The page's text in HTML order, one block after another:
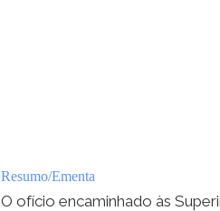
Resumo/Ementa
O ofício encaminhado às